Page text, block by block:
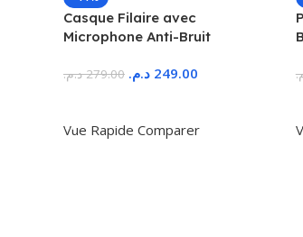
Casque Filaire avec
Microphone Anti-Bruit
279.00 د.م. 249.00 د.م.
Vue Rapide Comparer